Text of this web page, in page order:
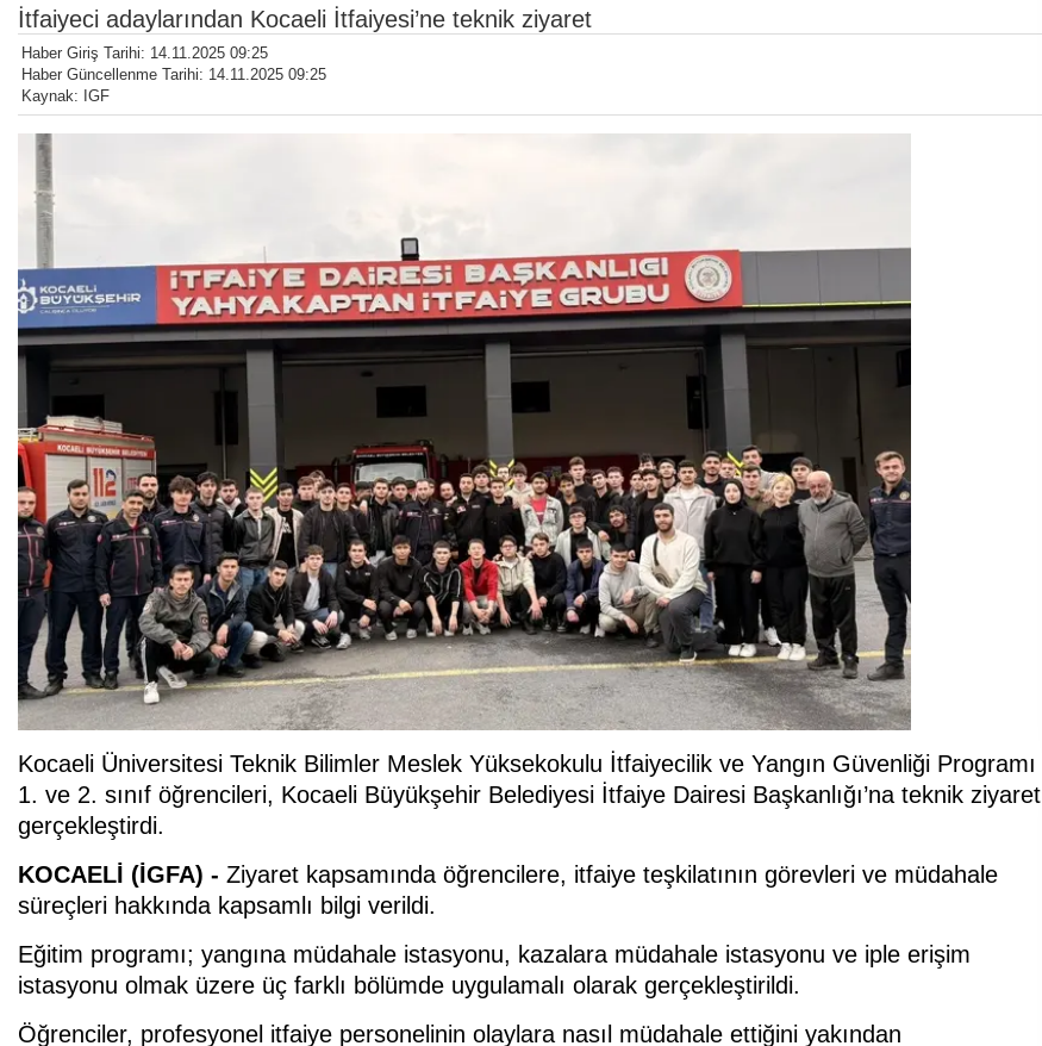
İtfaiyeci adaylarından Kocaeli İtfaiyesi’ne teknik ziyaret
Haber Giriş Tarihi: 14.11.2025 09:25
Haber Güncellenme Tarihi: 14.11.2025 09:25
Kaynak: IGF
Kocaeli Üniversitesi Teknik Bilimler Meslek Yüksekokulu İtfaiyecilik ve Yangın Güvenliği Programı
1. ve 2. sınıf öğrencileri, Kocaeli Büyükşehir Belediyesi İtfaiye Dairesi Başkanlığı’na teknik ziyaret
gerçekleştirdi.
KOCAELİ (İGFA) - Ziyaret kapsamında öğrencilere, itfaiye teşkilatının görevleri ve müdahale
süreçleri hakkında kapsamlı bilgi verildi.
Eğitim programı; yangına müdahale istasyonu, kazalara müdahale istasyonu ve iple erişim
istasyonu olmak üzere üç farklı bölümde uygulamalı olarak gerçekleştirildi.
Öğrenciler, profesyonel itfaiye personelinin olaylara nasıl müdahale ettiğini yakından